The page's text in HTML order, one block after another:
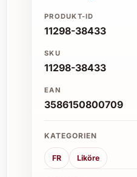
PRODUKT-ID
11298-38433
SKU
11298-38433
EAN
3586150800709
KATEGORIEN
FR Liköre